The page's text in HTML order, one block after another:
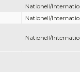
Nationell/
Nationell/
Nationell/